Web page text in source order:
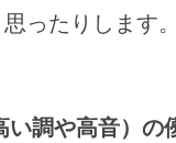
ったりします。
い調や高音）の